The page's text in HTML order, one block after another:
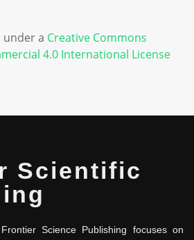
under a Creative Commons
4.0 International License
Scientific
Science Publishing focuses on